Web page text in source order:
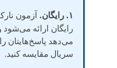
۱. رایگان.
آزمون
رایگان ارائه می‌شود
می‌دهد پاسخ‌هایتان
سریال مقایسه کنید.